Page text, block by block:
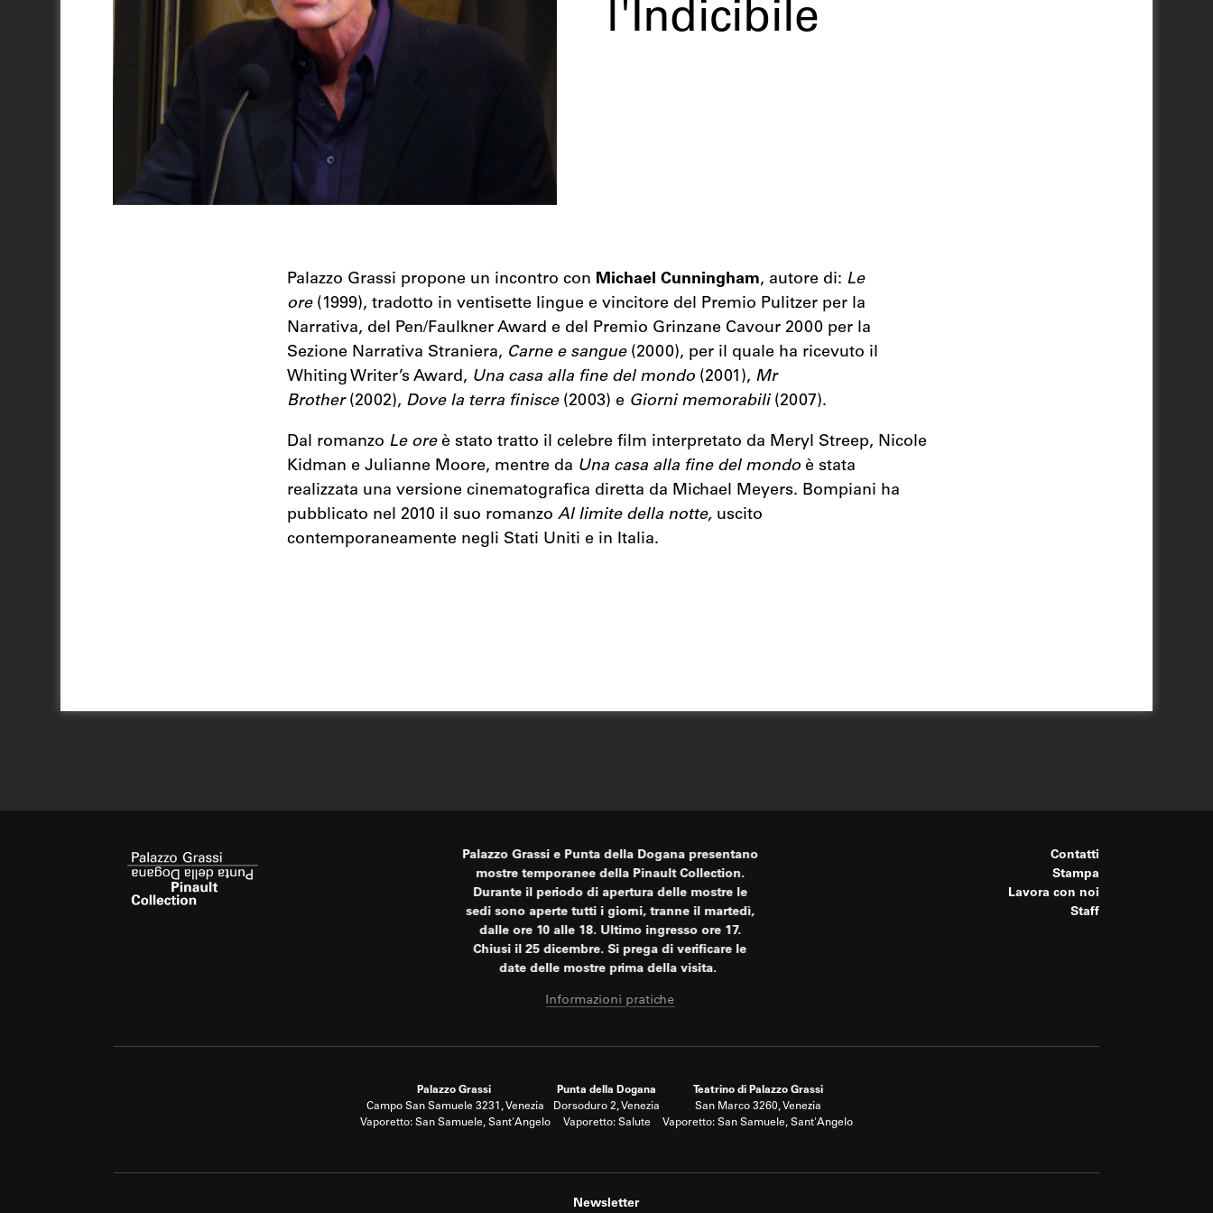
l'Indicibile
Palazzo Grassi propone un incontro con Michael Cunningham, autore di: Le
ore(1999), tradotto in ventisette lingue e vincitore del Premio Pulitzer per la
Narrativa, del Pen/Faulkner Award e del Premio Grinzane Cavour 2000 per la
Sezione Narrativa Straniera, Carne e sangue(2000), per il quale ha ricevuto il
Whiting Writer’s Award, Una casa alla fine del mondo(2001), Mr
Brother(2002), Dove la terra finisce(2003) e Giorni memorabili(2007).
Dal romanzo Le oreè stato tratto il celebre film interpretato da Meryl Streep, Nicole
Kidman e Julianne Moore, mentre da Una casa alla fine del mondoè stata
realizzata una versione cinematografica diretta da Michael Meyers. Bompiani ha
pubblicato nel 2010 il suo romanzo Al limite della notte,uscito
contemporaneamente negli Stati Uniti e in Italia.
Palazzo Grassi e Punta della Dogana presentano
mostre temporanee della Pinault Collection.
Durante il periodo di apertura delle mostre le
sedi sono aperte tutti i giorni, tranne il martedì,
dalle ore 10 alle 18. Ultimo ingresso ore 17.
Chiusi il 25 dicembre. Si prega di verificare le
date delle mostre prima della visita.
Informazioni pratiche
Contatti
Stampa
Lavora con noi
Staff
Palazzo Grassi
Campo San Samuele 3231, Venezia
Vaporetto: San Samuele, Sant'Angelo
Punta della Dogana
Dorsoduro 2, Venezia
Vaporetto: Salute
Teatrino di Palazzo Grassi
San Marco 3260, Venezia
Vaporetto: San Samuele, Sant'Angelo
Newsletter